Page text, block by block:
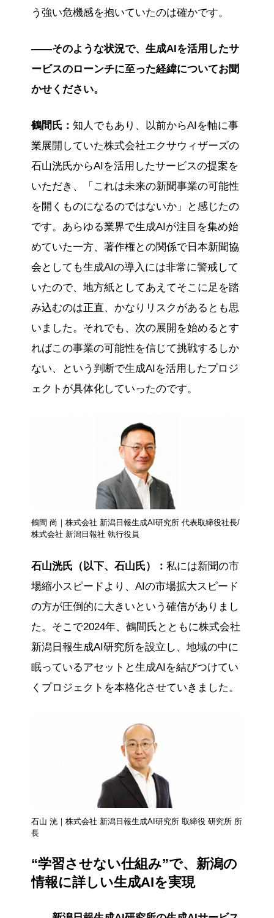
う強い危機感を抱いていたのは確かです。
――そのような状況で、生成AIを活用したサ
ービスのローンチに至った経緯についてお聞
かせください。
鶴間氏： 知人でもあり、以前からAIを軸に事
業展開していた株式会社エクサウィザーズの
石山洸氏からAIを活用したサービスの提案を
いただき、「これは未来の新聞事業の可能性
を開くものになるのではないか」と感じたの
です。あらゆる業界で生成AIが注目を集め始
めていた一方、著作権との関係で日本新聞協
会としても生成AIの導入には非常に警戒して
いたので、地方紙としてあえてそこに足を踏
み込むのは正直、かなりリスクがあるとも思
いました。それでも、次の展開を始めるとす
ればこの事業の可能性を信じて挑戦するしか
ない、という判断で生成AIを活用したプロジ
ェクトが具体化していったのです。
鶴間 尚｜株式会社 新潟日報生成AI研究所 代表取締役社長/
株式会社 新潟日報社 執行役員
石山洸氏（以下、石山氏）： 私には新聞の市
場縮小スピードより、AIの市場拡大スピード
の方が圧倒的に大きいという確信がありまし
た。そこで2024年、鶴間氏とともに株式会社
新潟日報生成AI研究所を設立し、地域の中に
眠っているアセットと生成AIを結びつけてい
くプロジェクトを本格化させていきました。
石山 洸｜株式会社 新潟日報生成AI研究所 取締役 研究所 所
長
“学習させない仕組み”で、新潟の
情報に詳しい生成AIを実現